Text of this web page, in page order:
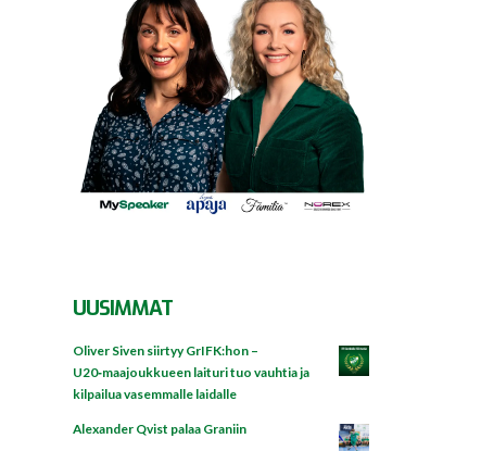
UUSIMMAT
Oliver Siven siirtyy GrIFK:hon –
U20‑maajoukkueen laituri tuo vauhtia ja
kilpailua vasemmalle laidalle
Alexander Qvist palaa Graniin